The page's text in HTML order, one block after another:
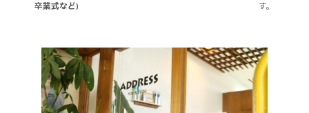
卒業式など)
す。